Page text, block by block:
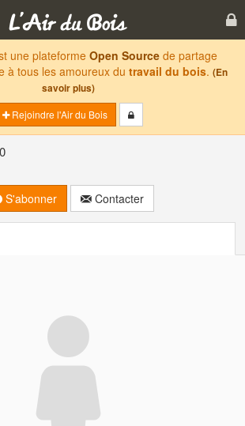
une plateformeOpen Sourcede partage
à tous les amoureux du travail du bois. (En
savoir plus)
Rejoindre l'Air du Bois
S'abonner Contacter